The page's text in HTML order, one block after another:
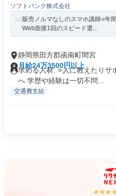
ソフトバンク株式会社
販売ノルマなしのスマホ講師⭐️年
Web面接1回のスピード選...
静岡県田方郡函南町間宮
月給24万3500円以上
求める人材: ⭐人に教えたり
へ 学歴や経験は一切不問...
交通費支給